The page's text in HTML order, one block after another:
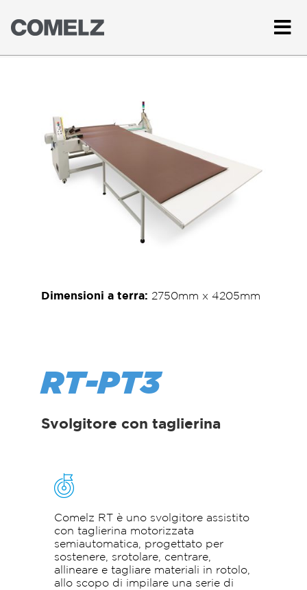
Dimensioni a terra: 2750mm x 4205mm
RT-PT3
Svolgitore con taglierina
Comelz RT è uno svolgitore assistito
con taglierina motorizzata
semiautomatica, progettato per
sostenere, srotolare, centrare,
allineare e tagliare materiali in rotolo,
allo scopo di impilare una serie di